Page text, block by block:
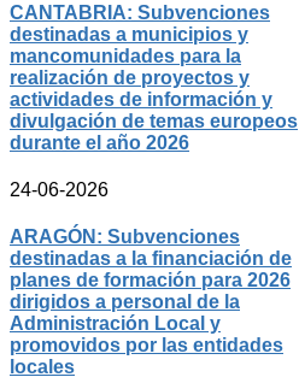
CANTABRIA: Subvenciones
destinadas a municipios y
mancomunidades para la
realización de proyectos y
actividades de información y
divulgación de temas europeos
durante el año 2026
24-06-2026
ARAGÓN: Subvenciones
destinadas a la financiación de
planes de formación para 2026
dirigidos a personal de la
Administración Local y
promovidos por las entidades
locales